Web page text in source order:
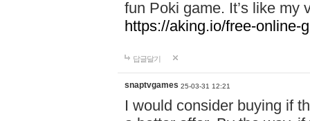
fun Poki game. It’s like my
https://aking.io/free-online-
답글달기
snaptvgames 25-03-31 12:21
I would consider buying if